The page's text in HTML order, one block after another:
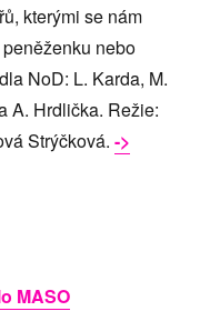
kterými se nám
nebo
NoD: L. Karda, M.
A. Hrdlička. Režie:
Strýčková.->
MASO